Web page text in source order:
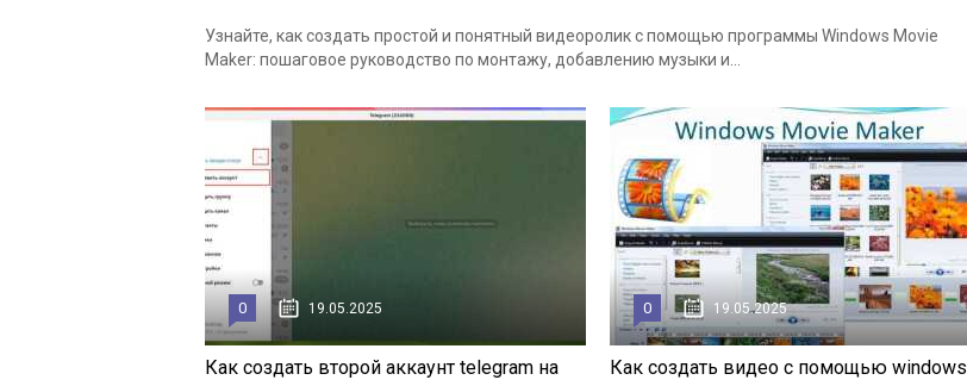
Узнайте, как создать простой и понятный видеоролик с помощью программы Windows Movie
Maker: пошаговое руководство по монтажу, добавлению музыки и...
0 19.05.2025
Как создать второй аккаунт telegram на
0 19.05.2025
Как создать видео с помощью windows